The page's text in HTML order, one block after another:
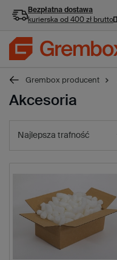
Bezpłatna dostawa
kurierska od 400 zł brutto
Grembox producent
Akcesoria
Najlepsza trafność